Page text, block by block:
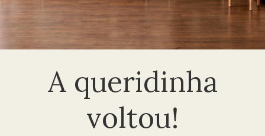
A queridinha
voltou!